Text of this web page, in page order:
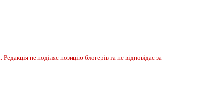
не поділяє позицію блогерів та не відповідає за